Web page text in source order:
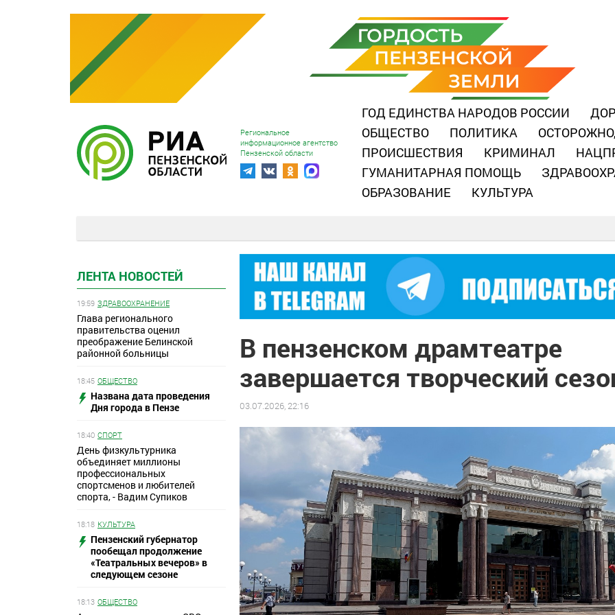
Региональное
информационное агентство
Пензенской области
ГОД ЕДИНСТВА НАРОДОВ РОССИИ
ОБЩЕСТВО
ПОЛИТИКА
ПРОИСШЕСТВИЯ
КРИМИНАЛ
ГУМАНИТАРНАЯ ПОМОЩЬ
ОБРАЗОВАНИЕ
КУЛЬТУРА
ЛЕНТА НОВОСТЕЙ
19:59 ЗДРАВООХРАНЕНИЕ
Глава регионального
правительства оценил
преображение Белинской
районной больницы
18:45 ОБЩЕСТВО
Названа дата проведения
Дня города в Пензе
18:40 СПОРТ
День физкультурника
объединяет миллионы
профессиональных
спортсменов и любителей
спорта, - Вадим Супиков
18:18 КУЛЬТУРА
Пензенский губернатор
пообещал продолжение
«Театральных вечеров» в
следующем сезоне
18:13 ОБЩЕСТВО
В пензенском драмтеатре
завершается творческий
03.07.2026, 22:16